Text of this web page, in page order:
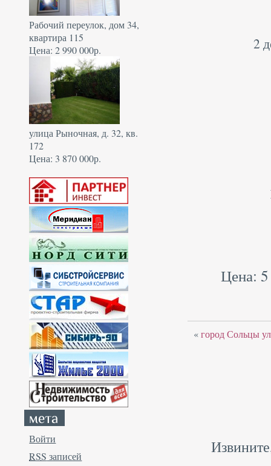
Рабочий переулок, дом 34,
квартира 115
Цена: 2 990 000р.
улица Рыночная, д. 32, кв.
172
Цена: 3 870 000р.
Войти
RSS записей
2
Цена:
«город Сольцы